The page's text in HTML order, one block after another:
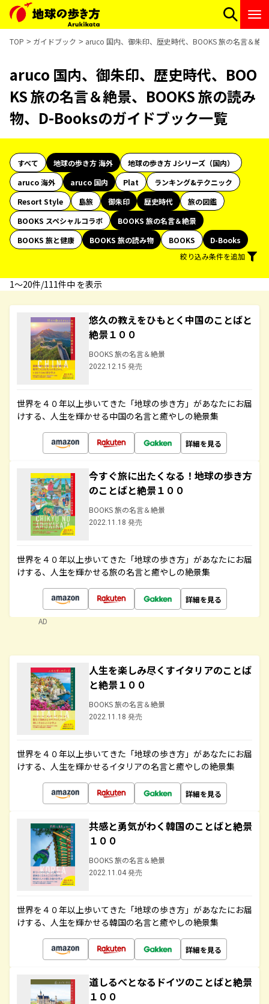
TOP ガイドブック aruco 国内、御朱印、歴史時代、BOOKS 旅の名言＆絶
aruco 国内、御朱印、歴史時代、BOO
KS 旅の名言＆絶景、BOOKS 旅の読み
物、D-Booksのガイドブック一覧
すべて 地球の歩き方 海外
地球の歩き方 Jシリーズ（国内）
aruco 海外
aruco 国内 Plat
ランキング&テクニック
Resort Style
島旅 御朱印 歴史時代
旅の図鑑
BOOKS スペシャルコラボ
BOOKS 旅の名言＆絶景
BOOKS 旅と健康
BOOKS 旅の読み物 BOOKS
D-Books
絞り込み条件を追加
1〜20件/111件中 を表示
悠久の教えをひもとく中国のことばと
絶景１００
BOOKS 旅の名言＆絶景
2022.12.15 発売
世界を４０年以上歩いてきた「地球の歩き方」があなたにお届
けする、人生を輝かせる中国の名言と癒やしの絶景集
詳細を見る
今すぐ旅に出たくなる！地球の歩き方
のことばと絶景１００
BOOKS 旅の名言＆絶景
2022.11.18 発売
世界を４０年以上歩いてきた「地球の歩き方」があなたにお届
けする、人生を輝かせる旅の名言と癒やしの絶景集
詳細を見る
AD
人生を楽しみ尽くすイタリアのことば
と絶景１００
BOOKS 旅の名言＆絶景
2022.11.18 発売
世界を４０年以上歩いてきた「地球の歩き方」があなたにお届
けする、人生を輝かせるイタリアの名言と癒やしの絶景集
詳細を見る
共感と勇気がわく韓国のことばと絶景
１００
BOOKS 旅の名言＆絶景
2022.11.04 発売
世界を４０年以上歩いてきた「地球の歩き方」があなたにお届
けする、人生を輝かせる韓国の名言と癒やしの絶景集
詳細を見る
道しるべとなるドイツのことばと絶景
１００